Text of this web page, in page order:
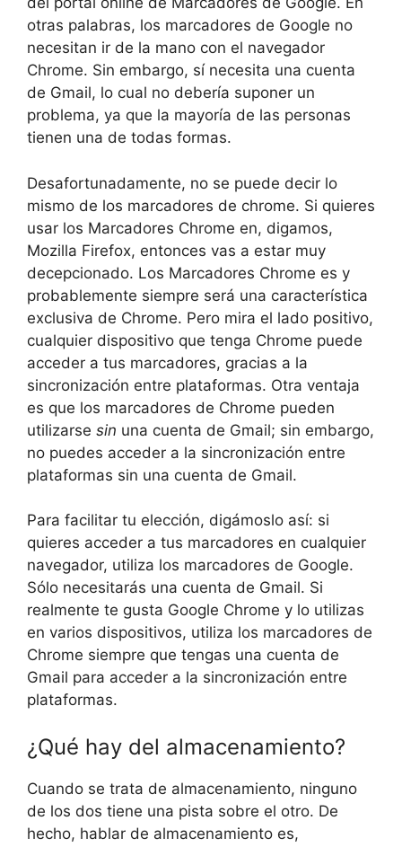
otras palabras, los marcadores de Google no
necesitan ir de la mano con el navegador
Chrome. Sin embargo, sí necesita una cuenta
de Gmail, lo cual no debería suponer un
problema, ya que la mayoría de las personas
tienen una de todas formas.
Desafortunadamente, no se puede decir lo
mismo de los marcadores de chrome. Si quieres
usar los Marcadores Chrome en, digamos,
Mozilla Firefox, entonces vas a estar muy
decepcionado. Los Marcadores Chrome es y
probablemente siempre será una característica
exclusiva de Chrome. Pero mira el lado positivo,
cualquier dispositivo que tenga Chrome puede
acceder a tus marcadores, gracias a la
sincronización entre plataformas. Otra ventaja
es que los marcadores de Chrome pueden
utilizarse sin una cuenta de Gmail; sin embargo,
no puedes acceder a la sincronización entre
plataformas sin una cuenta de Gmail.
Para facilitar tu elección, digámoslo así: si
quieres acceder a tus marcadores en cualquier
navegador, utiliza los marcadores de Google.
Sólo necesitarás una cuenta de Gmail. Si
realmente te gusta Google Chrome y lo utilizas
en varios dispositivos, utiliza los marcadores de
Chrome siempre que tengas una cuenta de
Gmail para acceder a la sincronización entre
plataformas.
¿Qué hay del almacenamiento?
Cuando se trata de almacenamiento, ninguno
de los dos tiene una pista sobre el otro. De
hecho, hablar de almacenamiento es,